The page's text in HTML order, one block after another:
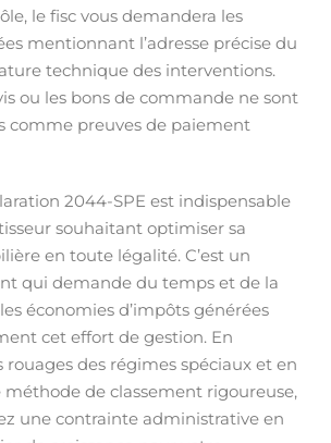
le fisc vous demandera les
mentionnant l’adresse précise du
technique des interventions.
ou les bons de commande ne sont
comme preuves de paiement
2044-SPE est indispensable
souhaitant optimiser sa
en toute légalité. C’est un
qui demande du temps et de la
économies d’impôts générées
cet effort de gestion. En
des régimes spéciaux et en
de classement rigoureuse,
une contrainte administrative en